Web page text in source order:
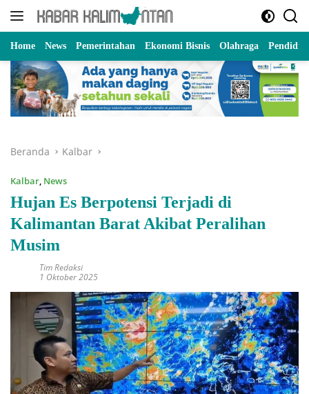
Langsung
Home News Pemerintahan Ekonomi Bisnis Olahraga
Beranda Kalbar
Kalbar, News
Hujan Es Berpotensi Terjadi di
Kalimantan Barat Akibat Peralihan
Musim
Tim Redaksi
1 Oktober 2025